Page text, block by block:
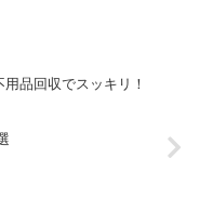
りませんか？ 利用者の口
品回収でスッキリ！